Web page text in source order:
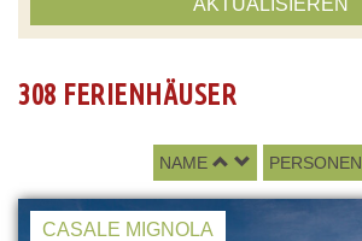
AKTUALISIEREN
308 FERIENHÄUSER
NAME PERSONEN
CASALE MIGNOLA